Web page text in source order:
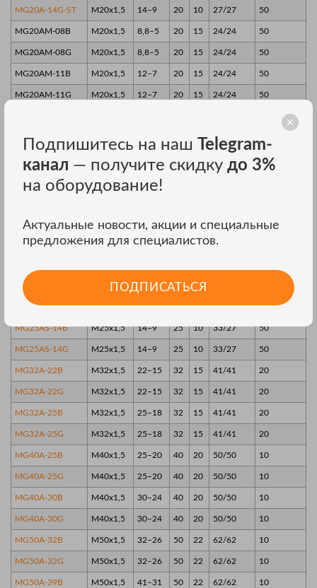
MG20A-14G-ST M20x1,5 14–9 20 10 27/27 50
MG20AM-08B M20x1,5 8,8–5 20 15 24/24 50
MG20AM-08G M20x1,5 8,8–5 20 15 24/24 50
MG20AM-11B M20x1,5 12–7 20 15 24/24 50
MG20AM-11G M20x1,5 12–7 20 15 24/24 50
MG25A-16B-ST 10 33/33
50
MG25A-16G-ST 16–10
MG25A-18B-ST M25x1,5 18–13 25 10 33/33 50
MG25A-18G M25x1,5 18–13 25 15 33/33
MG25AS-10B M25x1,5 11–6 25 10
MG25AS-10G M25x1,5 11–6 25 10 33/27 50
MG25AS-14B M25x1,5 14–9 25 10 33/27 50
MG25AS-14G M25x1,5 14–9 25 10 33/27 50
MG32A-22B M32x1,5 22–15 32 15 41/41 20
MG32A-22G M32x1,5 22–15 32 15 41/41 20
MG32A-25B M32x1,5 25–18 32 15 41/41 20
MG32A-25G M32x1,5 25–18 32 15 41/41 20
MG40A-25B M40x1,5 25–20 40 20 50/50 10
MG40A-25G M40x1,5 25–20 40 20 50/50 10
MG40A-30B M40x1,5 30–24 40 20 50/50 10
MG40A-30G M40x1,5 30–24 40 20 50/50 10
MG50A-32B M50x1,5 32–26 50 22 62/62 10
MG50A-32G M50x1,5 32–26 50 22 62/62 10
MG50A-39B M50x1,5 41–31 50 22 62/62 10
Подпишитесь на наш Telegram-
канал — получите скидку до 3%
на оборудование!
Актуальные новости, акции и специальные
предложения для специалистов.
ПОДПИСАТЬСЯ